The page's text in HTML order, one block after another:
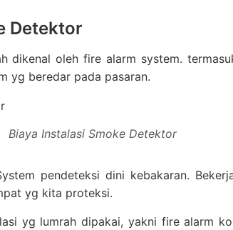
Detektor
dikenal oleh fire alarm system.
yg beredar pada pasaran.
Biaya Instalasi Smoke Detektor
pendeteksi dini kebakaran.
yg kita proteksi.
yg lumrah dipakai, yakni fire alarm